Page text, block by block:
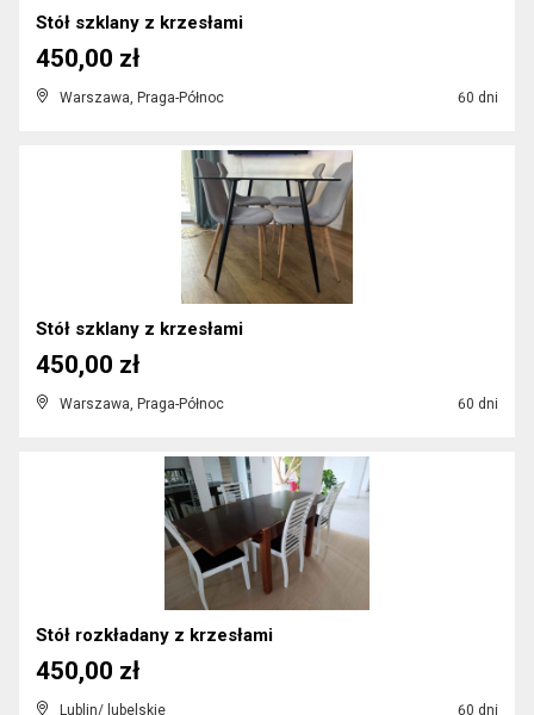
Stół szklany z krzesłami
Warszawa, Praga-Północ 60 dni
450,00 zł
Stół szklany z krzesłami
Warszawa, Praga-Północ 60 dni
450,00 zł
Stół rozkładany z krzesłami
Lublin/ lubelskie 60 dni
450,00 zł